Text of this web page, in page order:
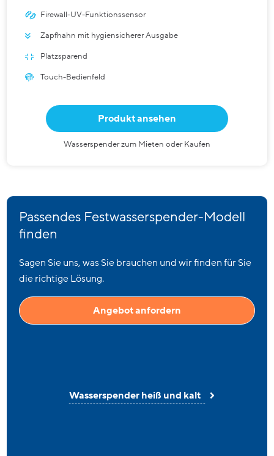
Firewall-UV-Funktionssensor
Zapfhahn mit hygiensicherer Ausgabe
Platzsparend
Touch-Bedienfeld
Produkt ansehen
Wasserspender zum Mieten oder Kaufen
Passendes Festwasserspender-Modell
finden
Sagen Sie uns, was Sie brauchen und wir finden für Sie
die richtige Lösung.
Angebot anfordern
Wasserspender heiß und kalt